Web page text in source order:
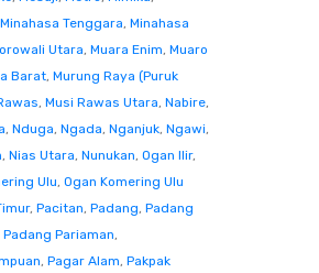
Minahasa Tenggara, Minahasa
Utara, Muara Enim, Muaro
Barat, Murung Raya (Puruk
, Musi Rawas Utara, Nabire,
, Nduga, Ngada, Nganjuk, Ngawi,
, Nias Utara, Nunukan, Ogan Ilir,
Ulu, Ogan Komering Ulu
, Pacitan, Padang, Padang
Padang Pariaman,
, Pagar Alam, Pakpak